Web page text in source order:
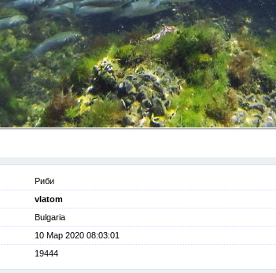
Риби
vlatom
Bulgaria
10 Мар 2020 08:03:01
19444